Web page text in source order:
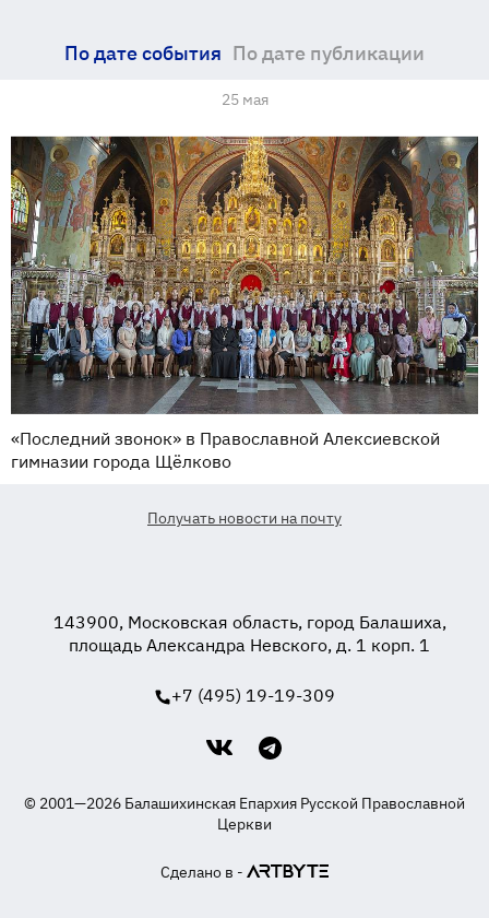
По дате события По дате публикации
25 мая
«Последний звонок» в Православной Алексиевской
гимназии города Щёлково
Получать новости на почту
143900, Московская область, город Балашиха,
площадь Александра Невского, д. 1 корп. 1
+7 (495) 19-19-309
© 2001—2026 Балашихинская Епархия Русской Православной
Церкви
Сделано в -